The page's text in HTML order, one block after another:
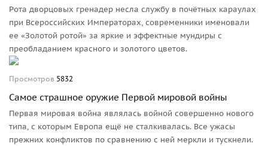
Рота дворцовых гренадер несла службу в почётных караулах
при Всероссийских Императорах, современники именовали
ее «Золотой ротой» за яркие и эффектные мундиры с
преобладанием красного и золотого цветов.
Просмотров 5832
Самое страшное оружие Первой мировой войны
Первая мировая война являлась войной совершенно нового
типа, с которым Европа ещё не сталкивалась. Все ужасы
прежних конфликтов по сравнению с ней меркли и тускнели.